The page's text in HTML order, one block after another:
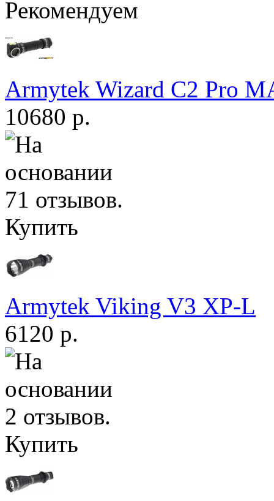
Рекомендуем
Armytek Wizard С2 Pro
10680 р.
Купить
Armytek Viking V3 XP-L
6120 р.
Купить